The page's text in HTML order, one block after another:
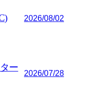
2026/08/02
ー
2026/07/28